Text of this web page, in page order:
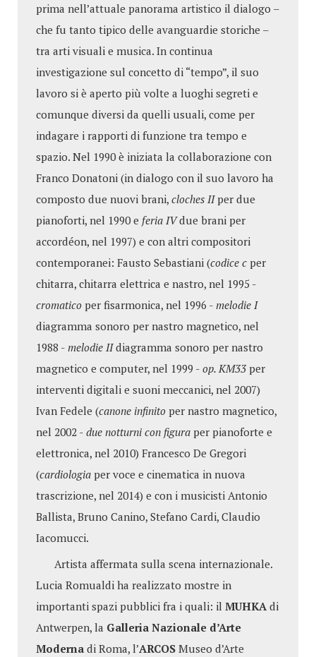
prima nell’attuale panorama artistico il dialogo –
che fu tanto tipico delle avanguardie storiche –
tra arti visuali e musica. In continua
investigazione sul concetto di “tempo”, il suo
lavoro si è aperto più volte a luoghi segreti e
comunque diversi da quelli usuali, come per
indagare i rapporti di funzione tra tempo e
spazio. Nel 1990 è iniziata la collaborazione con
Franco Donatoni (in dialogo con il suo lavoro ha
composto due nuovi brani, cloches IIper due
pianoforti, nel 1990 e feria IVdue brani per
accordéon, nel 1997) e con altri compositori
contemporanei: Fausto Sebastiani (codice cper
chitarra, chitarra elettrica e nastro, nel 1995 -
cromaticoper fisarmonica, nel 1996 - melodie I
diagramma sonoro per nastro magnetico, nel
1988 - melodie IIdiagramma sonoro per nastro
magnetico e computer, nel 1999 - op. KM33per
interventi digitali e suoni meccanici, nel 2007)
Ivan Fedele (canone infinitoper nastro magnetico,
nel 2002 - due notturni con figuraper pianoforte e
elettronica, nel 2010) Francesco De Gregori
(cardiologiaper voce e cinematica in nuova
trascrizione, nel 2014) e con i musicisti Antonio
Ballista, Bruno Canino, Stefano Cardi, Claudio
Iacomucci.
Artista affermata sulla scena internazionale.
Lucia Romualdi ha realizzato mostre in
importanti spazi pubblici fra i quali: il MUHKAdi
Antwerpen, la Galleria Nazionale d’Arte
Modernadi Roma, l’ARCOSMuseo d’Arte